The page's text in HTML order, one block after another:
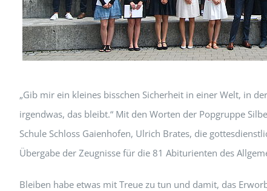
„Gib mir ein kleines bisschen Sicherheit in einer Welt, in
irgendwas, das bleibt.“ Mit den Worten der Popgruppe
Schule Schloss Gaienhofen, Ulrich Brates, die
Übergabe der Zeugnisse für die 81 Abiturienten des
Bleiben habe etwas mit Treue zu tun und damit, das